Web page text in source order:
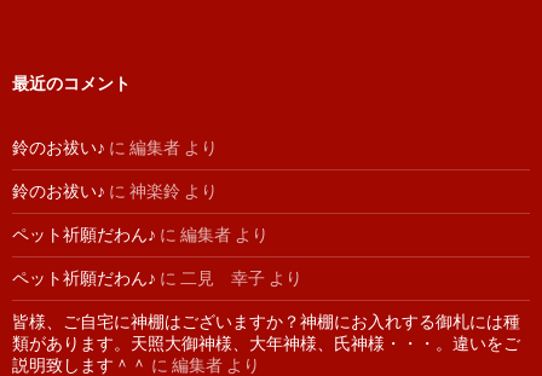
最近のコメント
鈴のお祓い♪ に 編集者 より
鈴のお祓い♪ に 神楽鈴 より
ペット祈願だわん♪ に 編集者 より
ペット祈願だわん♪ に 二見 幸子 より
皆様、ご自宅に神棚はございますか？神棚にお入れする御札には種
類があります。天照大御神様、大年神様、氏神様・・・。違いをご
説明致します＾＾ に 編集者 より